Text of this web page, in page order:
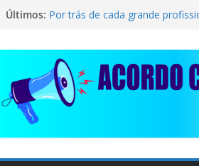
Últimos: CORRENTE DE
pai dedicado
📢 ATENÇÃO,
Sindágua/RN presente em
Luiz Marinho!